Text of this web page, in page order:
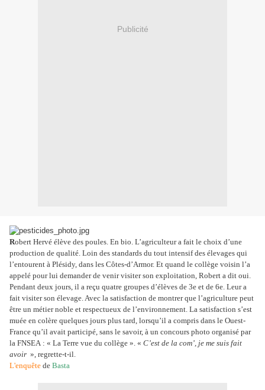
Publicité
Robert Hervé élève des poules. En bio. L’agriculteur a fait le choix d’une
production de qualité. Loin des standards du tout intensif des élevages qui
l’entourent à Plésidy, dans les Côtes-d’Armor. Et quand le collège voisin l’a
appelé pour lui demander de venir visiter son exploitation, Robert a dit oui.
Pendant deux jours, il a reçu quatre groupes d’élèves de 3e et de 6e. Leur a
fait visiter son élevage. Avec la satisfaction de montrer que l’agriculture peut
être un métier noble et respectueux de l’environnement. La satisfaction s’est
muée en colère quelques jours plus tard, lorsqu’il a compris dans le Ouest-
France qu’il avait participé, sans le savoir, à un concours photo organisé par
la FNSEA : « La Terre vue du collège ». « C’est de la com’, je me suis fait
avoir », regrette-t-il.
L'enquête de Basta